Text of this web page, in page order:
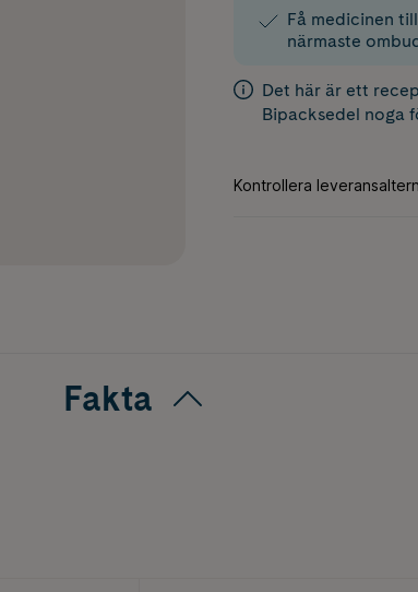
Få medicinen
närmaste
Det här är ett
Bipacksedel noga
Fakta